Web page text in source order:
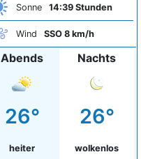
Sonne 14:39 Stunden
Wind SSO 8 km/h
Abends
26°
heiter
Nachts
26°
wolkenlos